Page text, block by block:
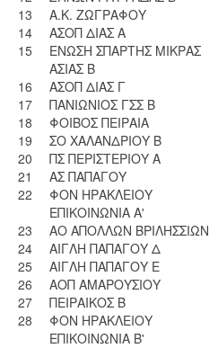
13
A.K. ZΩΓΡΑΦΟΥ
14
ΑΣΟΠ ΔΙΑΣ Α
15
ΕΝΩΣΗ ΣΠΑΡΤΗΣ ΜΙΚΡΑΣ
ΑΣΙΑΣ Β
16
ΑΣΟΠ ΔΙΑΣ Γ
17
ΠΑΝΙΩΝΙΟΣ ΓΣΣ Β
18
ΦΟΙΒΟΣ ΠΕΙΡΑΙΑ
19
ΣΟ ΧΑΛΑΝΔΡΙΟΥ Β
20
ΠΣ ΠΕΡΙΣΤΕΡΙΟΥ Α
21
ΑΣ ΠΑΠΑΓΟΥ
22
ΦΟΝ ΗΡΑΚΛΕΙΟΥ
ΕΠΙΚΟΙΝΩΝΙΑ Α'
23
ΑΟ ΑΠΟΛΛΩΝ ΒΡΙΛΗΣΣΙΩΝ
24
ΑΙΓΛΗ ΠΑΠΑΓΟΥ Δ
25
ΑΙΓΛΗ ΠΑΠΑΓΟΥ Ε
26
ΑΟΠ ΑΜΑΡΟΥΣΙΟΥ
27
ΠΕΙΡΑΙΚΟΣ Β
28
ΦΟΝ ΗΡΑΚΛΕΙΟΥ
ΕΠΙΚΟΙΝΩΝΙΑ Β'